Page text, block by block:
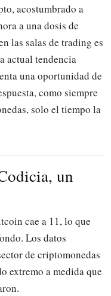
acostumbrado a
a una dosis de
las salas de trading es
actual tendencia
una oportunidad de
como siempre
solo el tiempo la
un
cae a 11, lo que
Los datos
de criptomonedas
extremo a medida que